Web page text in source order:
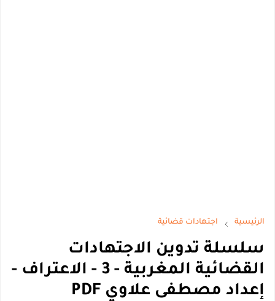
الرئيسية اجتهادات قضائية
سلسلة تدوين الاجتهادات
القضائية المغربية - 3 - الاعتراف -
إعداد مصطفى علاوي PDF